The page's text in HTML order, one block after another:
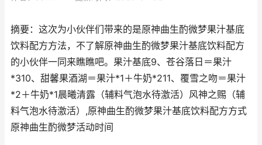
摘要：这次为小伙伴们带来的是原神曲生酌微梦果汁基底
饮料配方方法，不了解原神曲生酌微梦果汁基底饮料配方
的小伙伴一同来瞧瞧吧。果汁基底9、苍谷落日＝果汁
*310、甜馨果酒湖＝果汁*1＋牛奶*211、覆雪之吻＝果汁
*2＋牛奶*1晨曦清露（辅料气泡水待激活）风神之赐（辅
料气泡水待激活）,原神曲生酌微梦果汁基底饮料配方方式
原神曲生酌微梦活动时间